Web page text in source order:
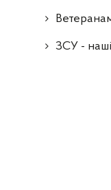
ЗСУ -